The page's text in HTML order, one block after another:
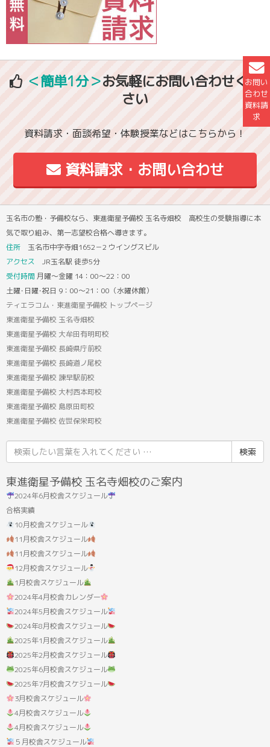
お問い
合わせ
資料請
求
＜簡単1分＞お気軽にお問い合わせくだ
さい
資料請求・面談希望・体験授業などはこちらから！
資料請求・お問い合わせ
玉名市の塾・予備校なら、東進衛星予備校 玉名寺畑校 高校生の受験指導に本
気で取り組み、第一志望校合格へ導きます。
住所 玉名市中字寺畑1652－2 ウイングスビル
アクセス JR玉名駅 徒歩5分
受付時間 月曜～金曜 14：00～22：00
土曜･日曜･祝日 9：00～21：00（水曜休館）
ティエラコム・東進衛星予備校 トップページ
東進衛星予備校 玉名寺畑校
東進衛星予備校 大牟田有明町校
東進衛星予備校 長崎県庁前校
東進衛星予備校 長崎道ノ尾校
東進衛星予備校 諫早駅前校
東進衛星予備校 大村西本町校
東進衛星予備校 島原田町校
東進衛星予備校 佐世保栄町校
索
結
果:
東進衛星予備校 玉名寺畑校のご案内
2024年6月校舎スケジュール
合格実績
10月校舎スケジュール
11月校舎スケジュール
11月校舎スケジュール
12月校舎スケジュール
1月校舎スケジュール
2024年4月校舎カレンダー
2024年5月校舎スケジュール
2024年8月校舎スケジュール
2025年1月校舎スケジュール
2025年2月校舎スケジュール
2025年6月校舎スケジュール
2025年7月校舎スケジュール
3月校舎スケジュール
4月校舎スケジュール
4月校舎スケジュール
５月校舎スケジュール